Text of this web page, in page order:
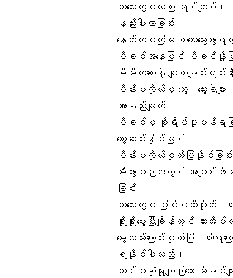
ကလေးတွင်လည်း ရင်ကျပ်၊
နည်းပါးလာခြင်း
နောက်တစ်ကြိမ် ကလေးမွေးဖွား
မိခင်အနေဖြင့်
မိခင်နို့
မိမိကလေးနဲ့ ချက်ချင်းရင်း
မိန်းမကိုယ်မှ သွေး၊သွေးခဲမျ
အားနည်းချက်
မိခင်မှ စိုးရိမ်ပူပန်ရခြ
သွေးဆင်းနိုင်ခြင်း
မိန်းမကိုယ်စုတ်ပြဲနိုင်ခြင်း
မီးဖွားစဉ်အတွင်း အချင်းဖိမိ
ခြင်း
ကလေးတွင် ပြင်ပထိခိုက်ဒဏ်ရာက
ရိုးရိုးမွေးပြီးချိန်တွင် သာ
မွေးလမ်းကြောင်းစုတ်ပြဲဒဏ်ရ
ရနိုင်ပါသည်။
တင်ပဆုံရိုးကျဉ်းသော မိခင်များ